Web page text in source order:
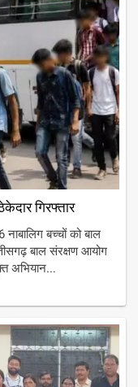
गिरफ्तार
बच्चों को बाल
बाल संरक्षण आयोग
अभियान...